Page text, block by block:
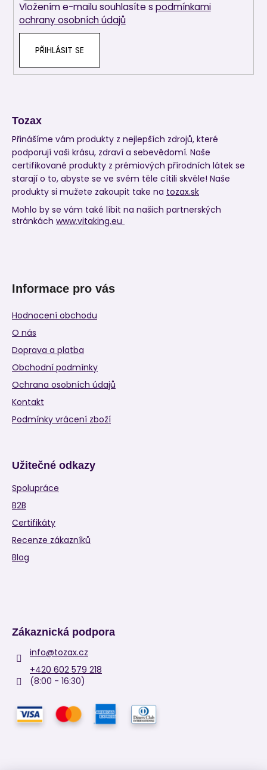
Vložením e-mailu souhlasíte s podmínkami
ochrany osobních údajů
PŘIHLÁSIT SE
Tozax
Přinášíme vám produkty z nejlepších zdrojů, které
podporují vaši krásu, zdraví a sebevědomí. Naše
certifikované produkty z prémiových přírodních látek se
starají o to, abyste se ve svém těle cítili skvěle! Naše
produkty si mužete zakoupit take na tozax.sk
Mohlo by se vám také líbit na našich partnerských
stránkách www.vitaking.eu
Informace pro vás
Hodnocení obchodu
O nás
Doprava a platba
Obchodní podmínky
Ochrana osobních údajů
Kontakt
Podmínky vrácení zboží
Užitečné odkazy
Spolupráce
B2B
Certifikáty
Recenze zákazníků
Blog
Zákaznická podpora
info@tozax.cz
+420 602 579 218
(8:00 - 16:30)